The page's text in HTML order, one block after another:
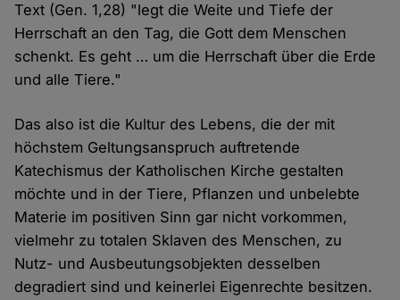
Text (Gen. 1,28) "legt die Weite und Tiefe der
Herrschaft an den Tag, die Gott dem Menschen
schenkt. Es geht … um die Herrschaft über die Erde
und alle Tiere."
Das also ist die Kultur des Lebens, die der mit
höchstem Geltungsanspruch auftretende
Katechismus der Katholischen Kirche gestalten
möchte und in der Tiere, Pflanzen und unbelebte
Materie im positiven Sinn gar nicht vorkommen,
vielmehr zu totalen Sklaven des Menschen, zu
Nutz- und Ausbeutungsobjekten desselben
degradiert sind und keinerlei Eigenrechte besitzen.